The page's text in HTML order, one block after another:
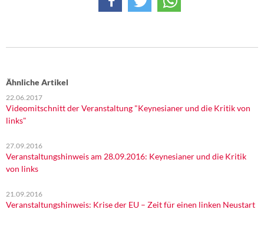
Ähnliche Artikel
22.06.2017
Videomitschnitt der Veranstaltung "Keynesianer und die Kritik von
links"
27.09.2016
Veranstaltungshinweis am 28.09.2016: Keynesianer und die Kritik
von links
21.09.2016
Veranstaltungshinweis: Krise der EU – Zeit für einen linken Neustart